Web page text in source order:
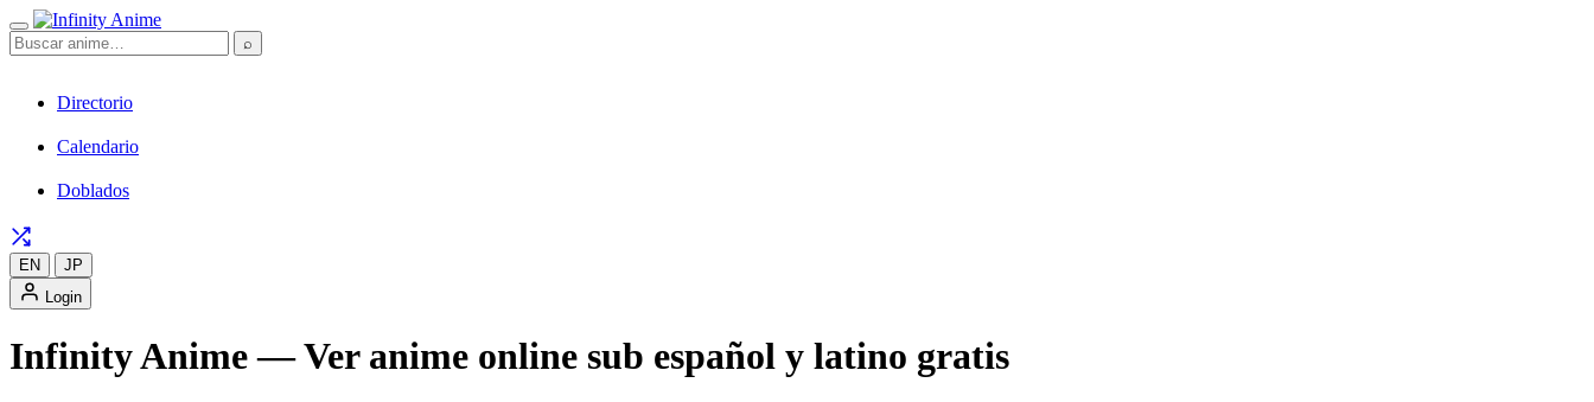
⌕
Directorio
Calendario
Doblados
EN
JP
Login
Infinity Anime — Ver anime online sub español y latino gratis